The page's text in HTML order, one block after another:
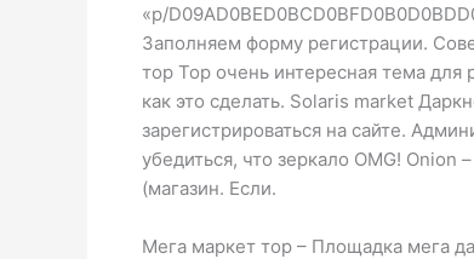
«p/
Заполняем форму регистрации.
тор Тор очень интересная тема для
как это сделать. Solaris market
зарегистрироваться на сайте.
убедиться, что зеркало OMG!
(магазин. Если.
Мега маркет тор – Площадка мега